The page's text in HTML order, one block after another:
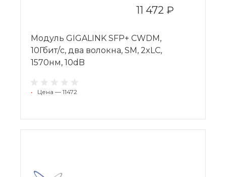
11 472 ₽
Модуль GIGALINK SFP+ CWDM,
10Гбит/c, два волокна, SM, 2xLC,
1570нм, 10dB
• Цена — 11472